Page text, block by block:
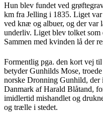
Hun blev fundet ved
km fra Jelling i 1835. Liget
ved knæ og albuer, og der var
underliv. Liget blev tolket som
Sammen med kvinden lå der
Formentlig pga. den kort vej
betyder Gunhilds Mose,
norske Dronning Gunhild, der
Danmark af Harald Blåtand,
imidlertid mishandlet og
og trælle i stedet.